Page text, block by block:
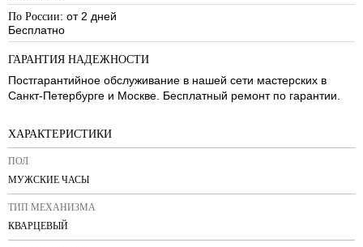
По России: от 2 дней
Бесплатно
ГАРАНТИЯ НАДЕЖНОСТИ
Постгарантийное обслуживание в нашей сети мастерских в
Санкт-Петербурге и Москве. Бесплатный ремонт по гарантии.
ХАРАКТЕРИСТИКИ
ПОЛ
МУЖСКИЕ ЧАСЫ
ТИП МЕХАНИЗМА
КВАРЦЕВЫЙ